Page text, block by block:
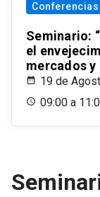
Conferencias
Seminario:
el
mercados
19 de
09:00 a